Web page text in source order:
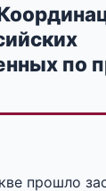
по
прошло